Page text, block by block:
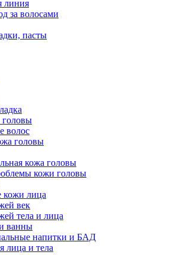
линия
за волосами
пасты
волос
головы
кожа головы
кожи головы
лица
век
тела и лица
ванны
напитки и БАД
лица и тела